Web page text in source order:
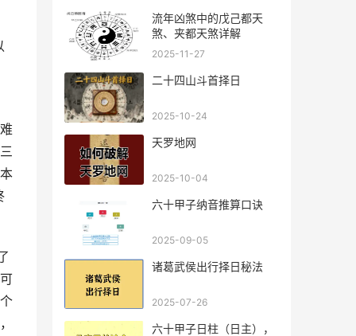
流年凶煞中的戊己都天
煞、夹都天煞详解
2025-11-27
二十四山斗首择日
2025-10-24
天罗地网
2025-10-04
六十甲子纳音推算口诀
2025-09-05
诸葛武侯出行择日秘法
2025-07-26
六十甲子日柱（日主），